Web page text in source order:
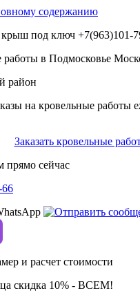
содержанию
под ключ +7(963)101-
район
на кровельные работы
Заказать кровельные
прямо сейчас
и расчет стоимости
скидка 10% - ВСЕМ!